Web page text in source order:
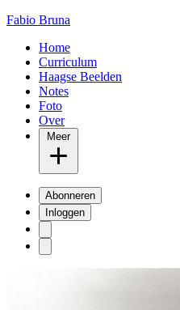
Fabio Bruna
Home
Curriculum
Haagse Beelden
Notes
Foto
Over
Meer
Abonneren
Inloggen